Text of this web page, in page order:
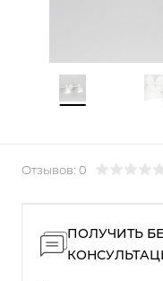
Отзывов: 0
ПОЛУЧИТЬ